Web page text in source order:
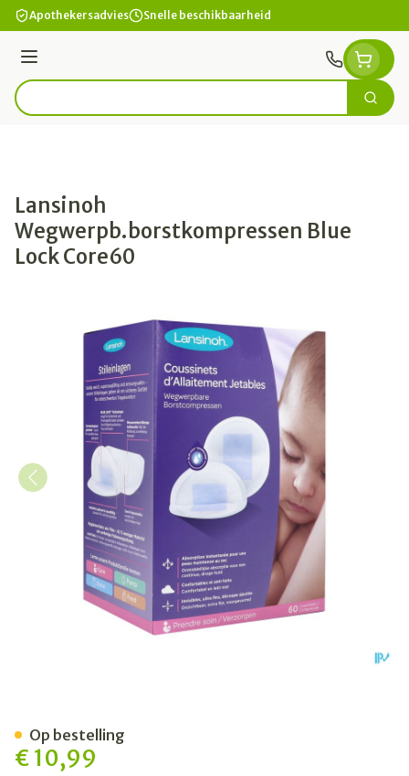
Ga naar de inhoud
Apothekersadvies Snelle beschikbaarheid
Menu
Product, merk, categorie... Zoek
Lansinoh
Wegwerpb.borstkompressen Blue
Lock Core60
€ 10,99
Op bestelling